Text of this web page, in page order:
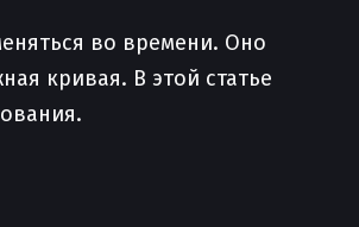
во времени. Оно
кривая. В этой статье